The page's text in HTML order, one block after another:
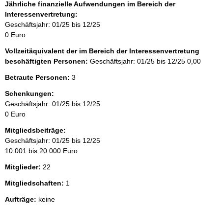
Jährliche finanzielle Aufwendungen im Bereich der
Interessenvertretung:
Geschäftsjahr: 01/25 bis 12/25
0 Euro
Vollzeitäquivalent der im Bereich der Interessenvertretung
beschäftigten Personen: Geschäftsjahr: 01/25 bis 12/25 0,00
Betraute Personen: 3
Schenkungen:
Geschäftsjahr: 01/25 bis 12/25
0 Euro
Mitgliedsbeiträge:
Geschäftsjahr: 01/25 bis 12/25
10.001 bis 20.000 Euro
Mitglieder: 22
Mitgliedschaften: 1
Aufträge: keine